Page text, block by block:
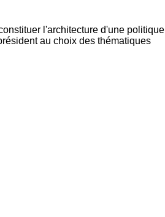
l'architecture d'une politique
au choix des thématiques